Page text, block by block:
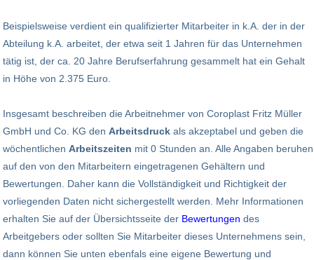
Beispielsweise verdient ein qualifizierter Mitarbeiter in k.A. der in der
Abteilung k.A. arbeitet, der etwa seit 1 Jahren für das Unternehmen
tätig ist, der ca. 20 Jahre Berufserfahrung gesammelt hat ein Gehalt
in Höhe von 2.375 Euro.
Insgesamt beschreiben die Arbeitnehmer von Coroplast Fritz Müller
GmbH und Co. KG den Arbeitsdruck als akzeptabel und geben die
wöchentlichen Arbeitszeiten mit 0 Stunden an. Alle Angaben beruhen
auf den von den Mitarbeitern eingetragenen Gehältern und
Bewertungen. Daher kann die Vollständigkeit und Richtigkeit der
vorliegenden Daten nicht sichergestellt werden. Mehr Informationen
erhalten Sie auf der Übersichtsseite der Bewertungen des
Arbeitgebers oder sollten Sie Mitarbeiter dieses Unternehmens sein,
dann können Sie unten ebenfals eine eigene Bewertung und